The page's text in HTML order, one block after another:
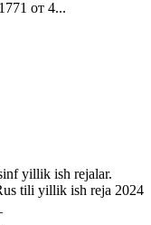
от 4...
yillik ish rejalar.
tili yillik ish reja 2024